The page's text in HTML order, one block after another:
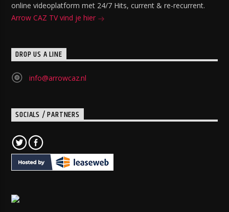
online videoplatform met 24/7 Hits, current & re-recurrent.
Arrow CAZ TV vind je hier
DROP US A LINE
info@arrowcaz.nl
SOCIALS / PARTNERS